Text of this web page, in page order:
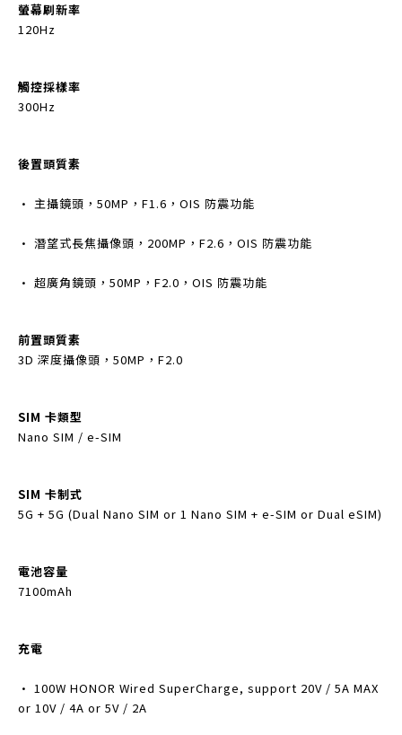
螢幕刷新率
120Hz
觸控採樣率
300Hz
後置頭質素
• 主攝鏡頭，50MP，F1.6，OIS 防震功能
• 潛望式長焦攝像頭，200MP，F2.6，OIS 防震功能
• 超廣角鏡頭，50MP，F2.0，OIS 防震功能
前置頭質素
3D 深度攝像頭，50MP，F2.0
SIM 卡類型
Nano SIM / e-SIM
SIM 卡制式
5G + 5G (Dual Nano SIM or 1 Nano SIM + e-SIM or Dual eSIM)
電池容量
7100mAh
充電
• 100W HONOR Wired SuperCharge, support 20V / 5A MAX
or 10V / 4A or 5V / 2A